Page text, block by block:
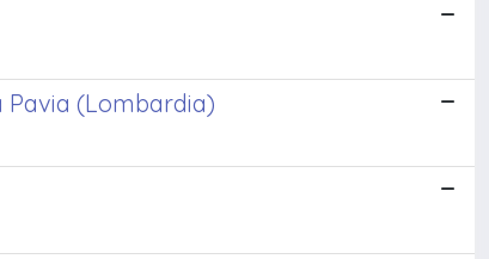
Pavia (Lombardia)